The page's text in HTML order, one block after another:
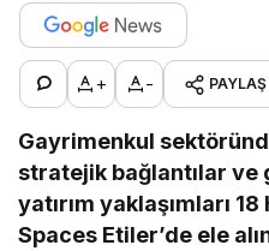
+ - PAYLAŞ
Gayrimenkul
stratejik bağlantılar ve
yatırım yaklaşımları
Spaces Etiler’de ele